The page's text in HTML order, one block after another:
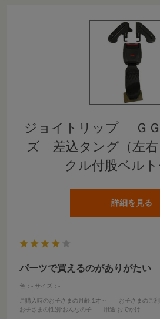
ジョイトリップ ＧＧ
ズ 差込タング（左右
クル付股ベルト
詳細を見る
パーツで買えるのがありがたい
色：- サイズ：-
ご購入時のお子さまの月齢:1才～ お子さまのご
お子さまの性別 :おんなの子 用途:おでかけ